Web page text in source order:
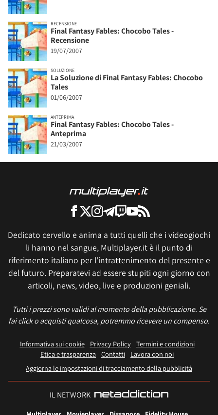
RECENSIONE
Final Fantasy Fables: Chocobo Tales -
Recensione
19/07/2007
SOLUZIONE
La Soluzione di Final Fantasy Fables: Chocobo
Tales
01/06/2007
ANTEPRIMA
Final Fantasy Fables: Chocobo Tales -
Anteprima
21/03/2007
Dedicato cervello e anima a tutti quelli che i videogiochi
li hanno nel sangue, Multiplayer.it è il punto di
riferimento italiano per l'intrattenimento del presente e
del futuro. Preparatevi ad essere stupiti ogni giorno con
articoli, news, video, live e produzioni geniali.
Tutti i prezzi sono validi al momento della pubblicazione. Se
fai click o acquisti qualcosa, potremmo ricevere un compenso.
Informativa sui cookie Privacy Policy
Termini e condizioni
Etica e trasparenza Contatti
Lavora con noi
Aggiorna le impostazioni di tracciamento della pubblicità
IL NETWORK